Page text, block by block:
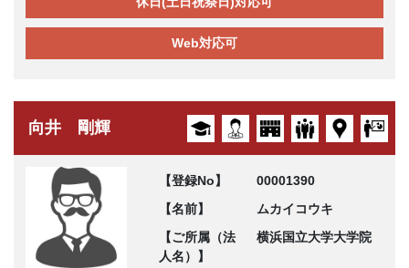
Web対応可
向井 剛輝
【登録No】
00001390
【名前】
ムカイコウキ
【ご所属（法
人名）】
横浜国立大学大学院